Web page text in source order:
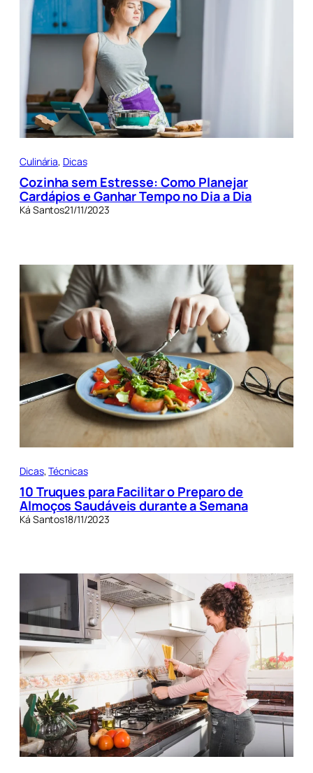
Culinária, Dicas
Cozinha sem Estresse: Como Planejar
Cardápios e Ganhar Tempo no Dia a Dia
Ká Santos21/11/2023
Dicas, Técnicas
10 Truques para Facilitar o Preparo de
Almoços Saudáveis durante a Semana
Ká Santos18/11/2023